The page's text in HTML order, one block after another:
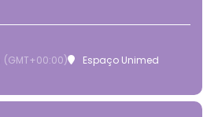
(GMT+00:00) Espaço Unimed